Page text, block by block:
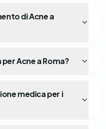
di Acne a
Acne a Roma?
medica per i